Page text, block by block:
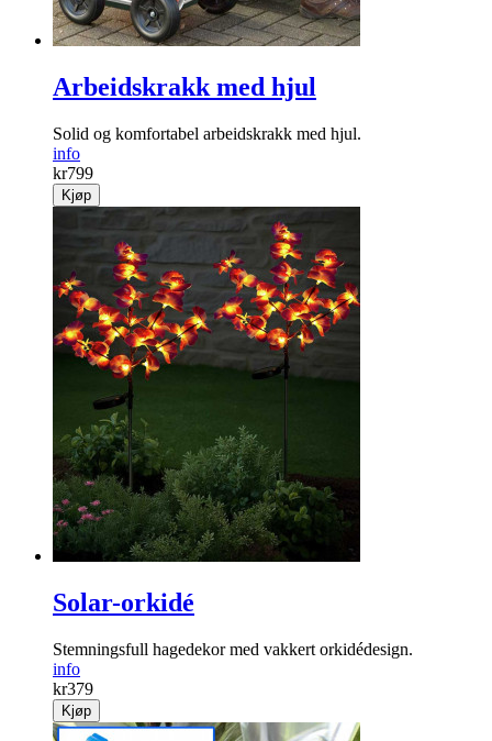
Arbeidskrakk med hjul
Solid og komfortabel arbeidskrakk med hjul.
info
kr799
Kjøp
Solar-orkidé
Stemningsfull hagedekor med vakkert orkidédesign.
info
kr379
Kjøp